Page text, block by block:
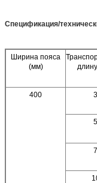
Спецификация/
Ширина пояса
(мм)
400
3
5
7